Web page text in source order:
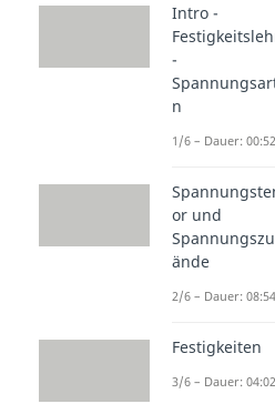
Wichtige
Willst du
eines
beschreiben
hier genau
Intro -
-
n
1/6 – Dauer: 00:52
or und
ände
2/6 – Dauer: 08:54
Festigkeiten
3/6 – Dauer: 04:02